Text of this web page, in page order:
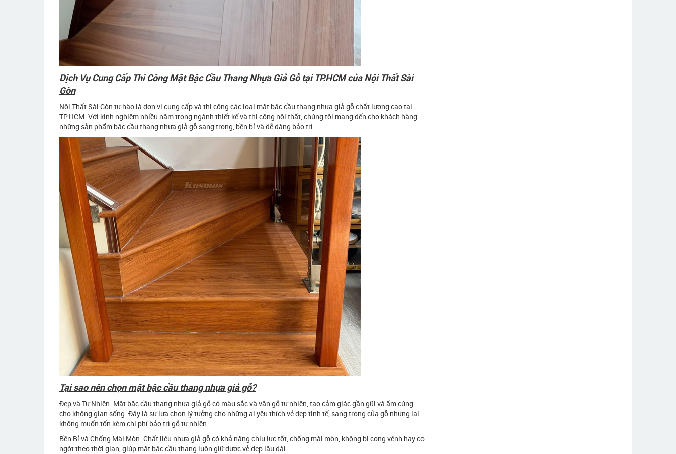
Dịch Vụ Cung Cấp Thi Công Mặt Bậc Cầu Thang Nhựa Giả Gỗ tại TP.HCM của Nội Thất Sài
Gòn
Nội Thất Sài Gòn tự hào là đơn vị cung cấp và thi công các loại mặt bậc cầu thang nhựa giả gỗ chất lượng cao tại
TP.HCM. Với kinh nghiệm nhiều năm trong ngành thiết kế và thi công nội thất, chúng tôi mang đến cho khách hàng
những sản phẩm bậc cầu thang nhựa giả gỗ sang trọng, bền bỉ và dễ dàng bảo trì.
Tại sao nên chọn mặt bậc cầu thang nhựa giả gỗ?
Đẹp và Tự Nhiên: Mặt bậc cầu thang nhựa giả gỗ có màu sắc và vân gỗ tự nhiên, tạo cảm giác gần gũi và ấm cúng
cho không gian sống. Đây là sự lựa chọn lý tưởng cho những ai yêu thích vẻ đẹp tinh tế, sang trọng của gỗ nhưng lại
không muốn tốn kém chi phí bảo trì gỗ tự nhiên.
Bền Bỉ và Chống Mài Mòn: Chất liệu nhựa giả gỗ có khả năng chịu lực tốt, chống mài mòn, không bị cong vênh hay co
ngót theo thời gian, giúp mặt bậc cầu thang luôn giữ được vẻ đẹp lâu dài.